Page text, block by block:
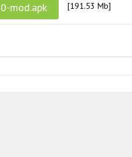
mod.apk [191.53 Mb]